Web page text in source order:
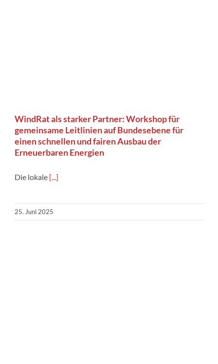
WindRat als starker Partner: Workshop für
gemeinsame Leitlinien auf Bundesebene für
einen schnellen und fairen Ausbau der
Erneuerbaren Energien
Die lokale [...]
25. Juni 2025